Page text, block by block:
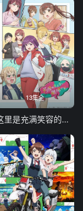
13集全
这里是充满笑容的职场。